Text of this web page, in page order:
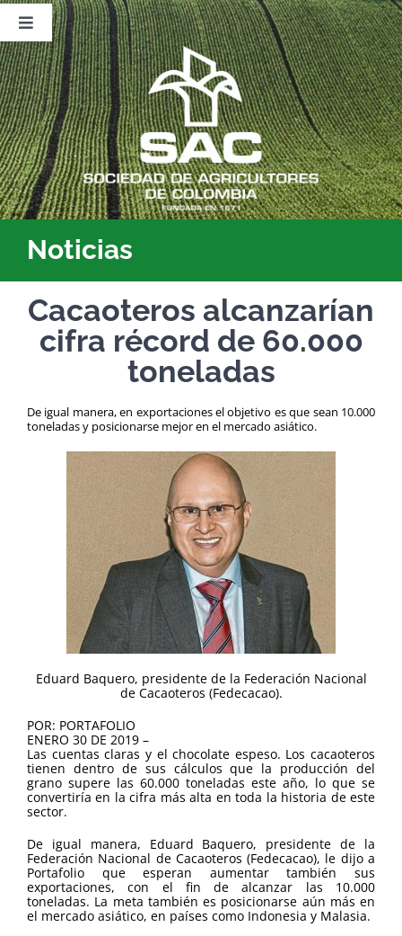
Saltar
contenido
Toggle
Navigation
Nosotros
Publicaciones
Sala de Prensa
Eventos
Noticias
Cacaoteros alcanzarían
cifra récord de 60.000
toneladas
De igual manera, en exportaciones el objetivo es que sean 10.000
toneladas y posicionarse mejor en el mercado asiático.
Eduard Baquero, presidente de la Federación Nacional
de Cacaoteros (Fedecacao).
POR: PORTAFOLIO
ENERO 30 DE 2019 –
Las cuentas claras y el chocolate espeso. Los cacaoteros
tienen dentro de sus cálculos que la producción del
grano supere las 60.000 toneladas este año, lo que se
convertiría en la cifra más alta en toda la historia de este
sector.
De igual manera, Eduard Baquero, presidente de la
Federación Nacional de Cacaoteros (Fedecacao), le dijo a
Portafolio que esperan aumentar también sus
exportaciones, con el fin de alcanzar las 10.000
toneladas. La meta también es posicionarse aún más en
el mercado asiático, en países como Indonesia y Malasia.